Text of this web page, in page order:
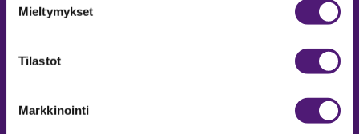
Mieltymykset
Tilastot
Markkinointi